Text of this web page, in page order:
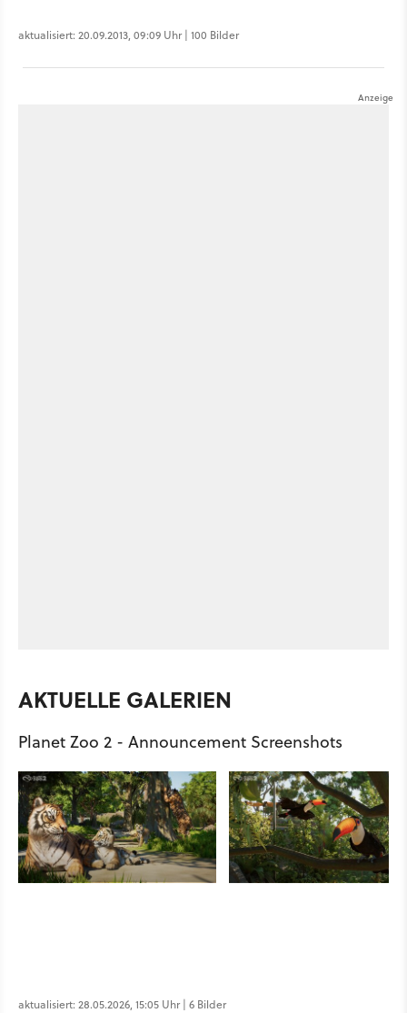
aktualisiert: 20.09.2013, 09:09 Uhr | 100 Bilder
AKTUELLE GALERIEN
Planet Zoo 2 - Announcement Screenshots
aktualisiert: 28.05.2026, 15:05 Uhr | 6 Bilder